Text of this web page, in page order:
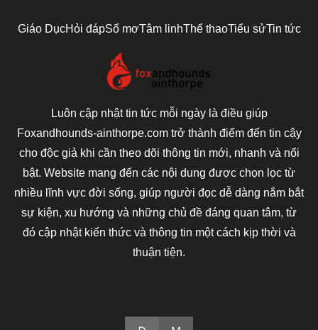
Giáo DụcHỏi đápSổ mơTâm linhThể thaoTiểu sửTin tức
Luôn cập nhật tin tức mỗi ngày là điều giúp
Foxandhounds-ainthorpe.com trở thành điểm đến tin cậy
cho độc giả khi cần theo dõi thông tin mới, nhanh và nổi
bật. Website mang đến các nội dung được chọn lọc từ
nhiều lĩnh vực đời sống, giúp người đọc dễ dàng nắm bắt
sự kiện, xu hướng và những chủ đề đáng quan tâm, từ
đó cập nhật kiến thức và thông tin một cách kịp thời và
thuận tiện.